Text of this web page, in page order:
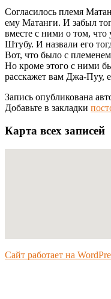
Согласилось племя
ему Матанги. И забыл
вместе с ними о том, что
Штубу. И назвали его
Вот, что было с
Но кроме этого с ними
расскажет вам Джа-Пуу,
Запись опубликована
Добавьте в закладки
Карта всех записей
Сайт работает на